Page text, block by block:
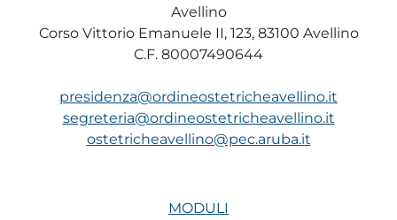
Avellino
Corso Vittorio Emanuele II, 123, 83100 Avellino
C.F. 80007490644
presidenza@ordineostetricheavellino.it
segreteria@ordineostetricheavellino.it
ostetricheavellino@pec.aruba.it
MODULI